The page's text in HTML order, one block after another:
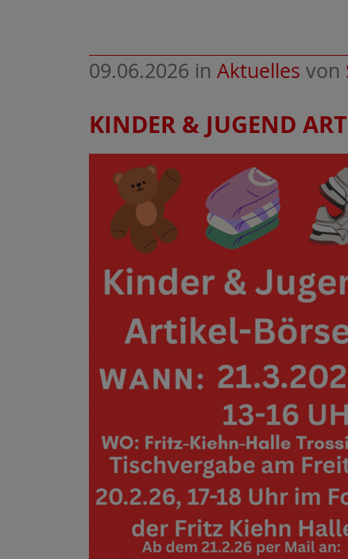
09.06.2026 in Aktuelles von
KINDER & JUGEND